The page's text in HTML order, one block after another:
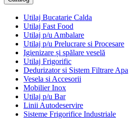
Utilaj Bucatarie Calda
Utilaj Fast Food
Utilaj p/u Ambalare
Utilaj p/u Prelucrare si Procesare
Igienizare și spălare veselă
Utilaj Frigorific
Dedurizator si Sistem Filtrare Apa
Vesela si Accesorii
Mobilier Inox
Utilaj p/u Bar
Linii Autodeservire
Sisteme Frigorifice Industriale